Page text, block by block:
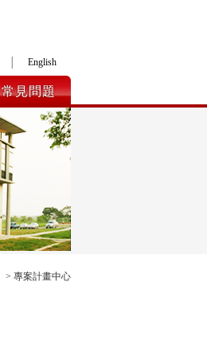
English
常見問題
> 專案計畫中心